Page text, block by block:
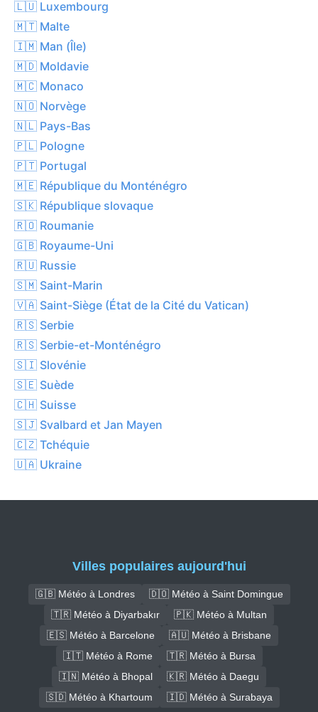
🇱🇺 Luxembourg
🇲🇹 Malte
🇮🇲 Man (Île)
🇲🇩 Moldavie
🇲🇨 Monaco
🇳🇴 Norvège
🇳🇱 Pays-Bas
🇵🇱 Pologne
🇵🇹 Portugal
🇲🇪 République du Monténégro
🇸🇰 République slovaque
🇷🇴 Roumanie
🇬🇧 Royaume-Uni
🇷🇺 Russie
🇸🇲 Saint-Marin
🇻🇦 Saint-Siège (État de la Cité du Vatican)
🇷🇸 Serbie
🇷🇸 Serbie-et-Monténégro
🇸🇮 Slovénie
🇸🇪 Suède
🇨🇭 Suisse
🇸🇯 Svalbard et Jan Mayen
🇨🇿 Tchéquie
🇺🇦 Ukraine
Villes populaires aujourd'hui
🇬🇧 Météo à Londres
🇩🇴 Météo à Saint Domingue
🇹🇷 Météo à Diyarbakır
🇵🇰 Météo à Multan
🇪🇸 Météo à Barcelone
🇦🇺 Météo à Brisbane
🇮🇹 Météo à Rome
🇹🇷 Météo à Bursa
🇮🇳 Météo à Bhopal
🇰🇷 Météo à Daegu
🇸🇩 Météo à Khartoum
🇮🇩 Météo à Surabaya